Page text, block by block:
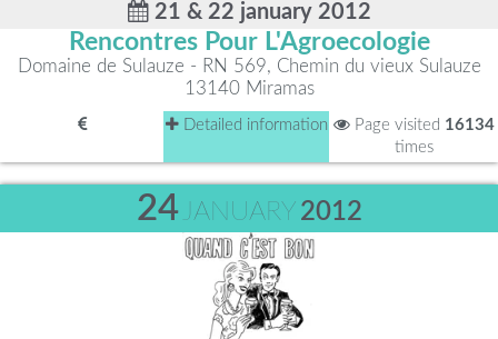
21 & 22 january 2012
Rencontres Pour L'Agroecologie
Domaine de Sulauze - RN 569, Chemin du vieux Sulauze
13140 Miramas
Detailed information Page visited 16134
times
24JANUARY 2012